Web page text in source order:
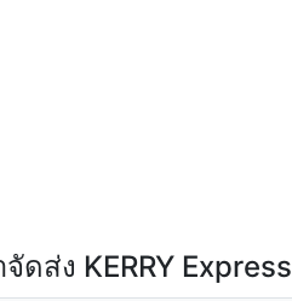
ดส่ง KERRY Express